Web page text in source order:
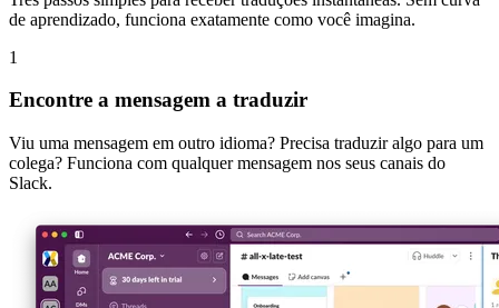
de aprendizado, funciona exatamente como você imagina.
1
Encontre a mensagem a traduzir
Viu uma mensagem em outro idioma? Precisa traduzir algo para um
colega? Funciona com qualquer mensagem nos seus canais do
Slack.